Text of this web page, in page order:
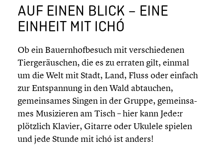
AUF EINEN BLICK – EINE
EINHEIT MIT ICHÓ
Ob ein Bauern­hof­be­such mit verschie­de­nen
Tierge­räu­schen, die es zu erraten gilt, einmal
um die Welt mit Stadt, Land, Fluss oder einfach
zur Entspan­nung in den Wald abtauchen,
gemein­sa­mes Singen in der Gruppe, gemein­sa­
mes Musizie­ren am Tisch – hier kann Jede:r
plötzlich Klavier, Gitarre oder Ukulele spielen
und jede Stunde mit ichó ist anders!